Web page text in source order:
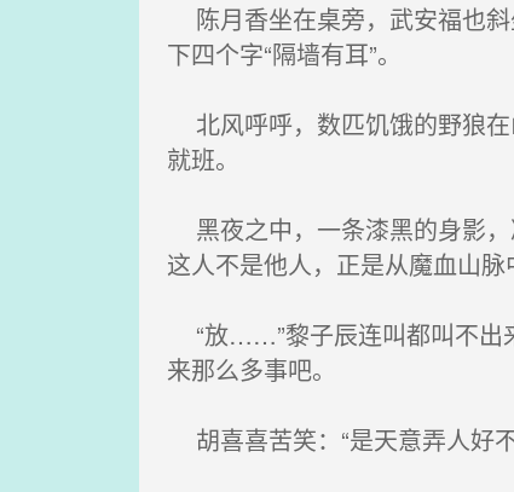
陈月香坐在桌旁，武安福也
下四个字“隔墙有耳”。
北风呼呼，数匹饥饿的野狼
就班。
黑夜之中，一条漆黑的身影，
这人不是他人，正是从魔血山脉
“放……”黎子辰连叫都叫不出
来那么多事吧。
胡喜喜苦笑：“是天意弄人好